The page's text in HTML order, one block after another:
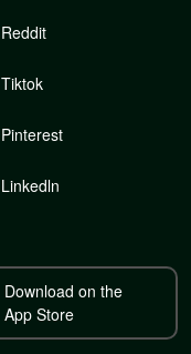
Reddit
Tiktok
Pinterest
Linkedln
Download on the
App Store